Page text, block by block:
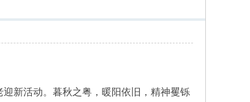
新活动。暮秋之粤，暖阳依旧，精神矍铄